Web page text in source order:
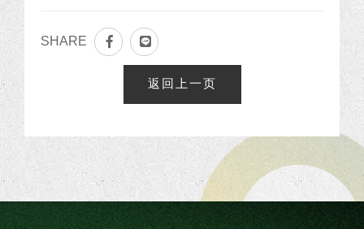
SHARE
返回上一页